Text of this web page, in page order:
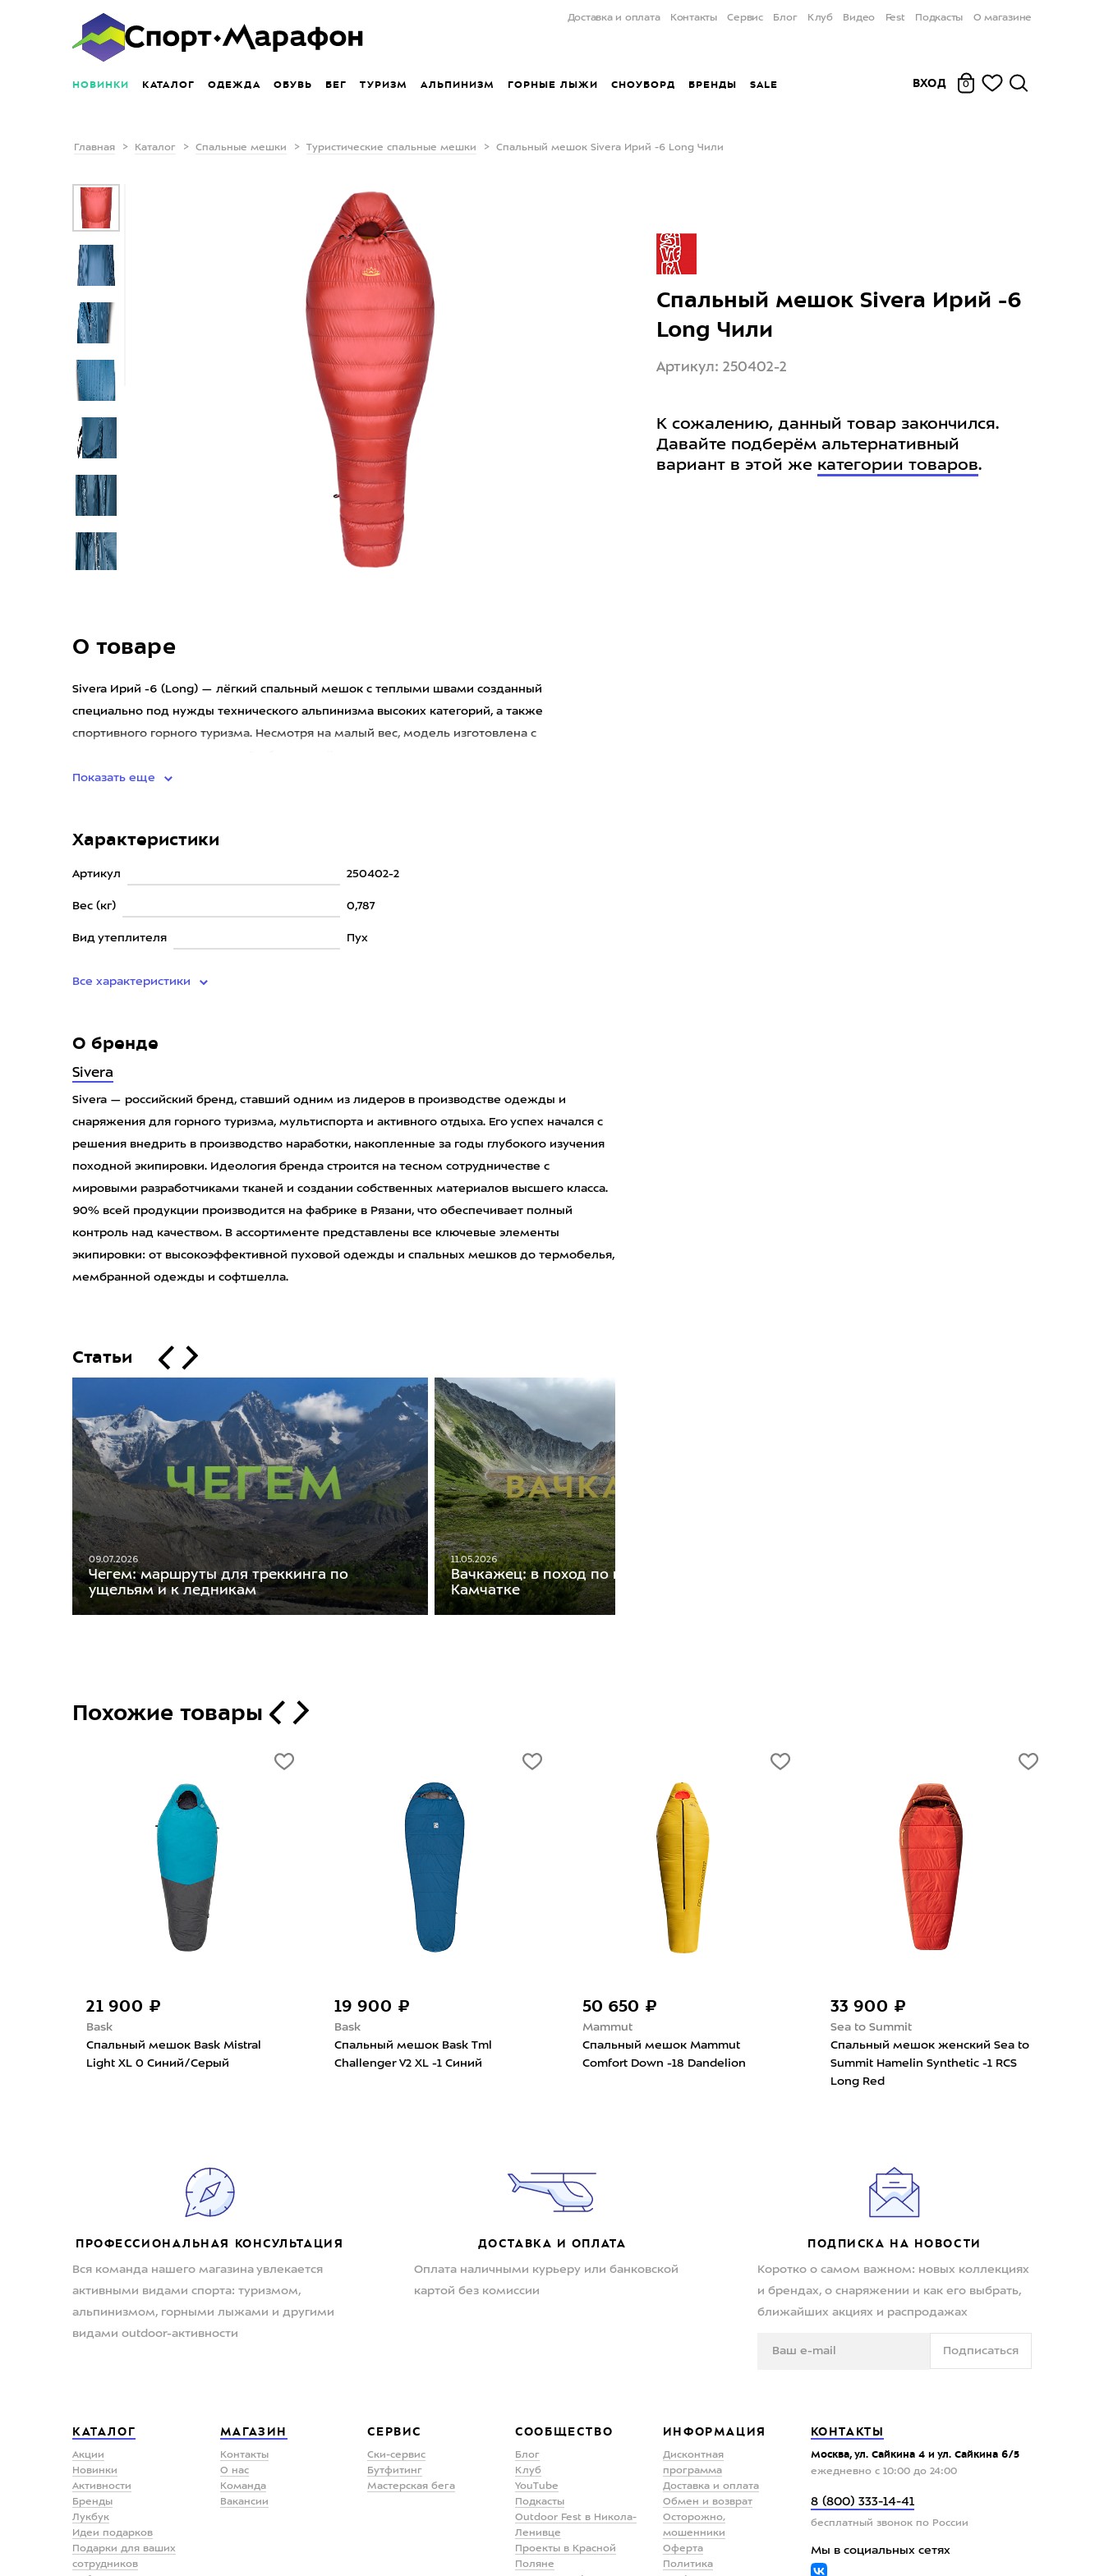
Доставка и оплата Контакты Сервис Блог Клуб Видео Fest Подкасты О магазине
НОВИНКИ КАТАЛОГ ОДЕЖДА ОБУВЬ БЕГ ТУРИЗМ АЛЬПИНИЗМ ГОРНЫЕ ЛЫЖИ СНОУБОРД БРЕНДЫ SALE ВХОД 0
Главная Каталог Спальные мешки Туристические спальные мешки Cпальный мешок Sivera Ирий -6 Long Чили
О товаре
Sivera Ирий -6 (Long) — лёгкий спальный мешок с теплыми швами созданный
специально под нужды технического альпинизма высоких категорий, а также
спортивного горного туризма. Несмотря на малый вес, модель изготовлена с
Показать еще
Характеристики
Артикул 250402-2
Вес (кг) 0,787
Вид утеплителя Пух
Все характеристики
О бренде
Sivera
Sivera — российский бренд, ставший одним из лидеров в производстве одежды и
снаряжения для горного туризма, мультиспорта и активного отдыха. Его успех начался с
решения внедрить в производство наработки, накопленные за годы глубокого изучения
походной экипировки. Идеология бренда строится на тесном сотрудничестве с
мировыми разработчиками тканей и создании собственных материалов высшего класса.
90% всей продукции производится на фабрике в Рязани, что обеспечивает полный
контроль над качеством. В ассортименте представлены все ключевые элементы
экипировки: от высокоэффективной пуховой одежды и спальных мешков до термобелья,
мембранной одежды и софтшелла.
Статьи
09.07.2026
Чегем: маршруты для треккинга по
ущельям и к ледникам
11.05.2026
Вачкажец: в поход по горному массиву на
Камчатке
Cпальный мешок Sivera Ирий -6
Long Чили
Артикул: 250402-2
К сожалению, данный товар закончился.
Давайте подберём альтернативный
вариант в этой же категории товаров.
Похожие товары
21 900 ₽
Bask
Спальный мешок Bask Mistral
Light XL 0 Синий/Серый
19 900 ₽
Bask
Спальный мешок Bask Tml
Challenger V2 XL -1 Синий
50 650 ₽
Mammut
Спальный мешок Mammut
Comfort Down -18 Dandelion
33 900 ₽
Sea to Summit
Спальный мешок женский Sea to
Summit Hamelin Synthetic -1 RCS
Long Red
ПРОФЕССИОНАЛЬНАЯ КОНСУЛЬТАЦИЯ
Вся команда нашего магазина увлекается
активными видами спорта: туризмом,
альпинизмом, горными лыжами и другими
видами outdoor-активности
ДОСТАВКА И ОПЛАТА
Оплата наличными курьеру или банковской
картой без комиссии
ПОДПИСКА НА НОВОСТИ
Коротко о самом важном: новых коллекциях
и брендах, о снаряжении и как его выбрать,
ближайших акциях и распродажах
Подписаться
КАТАЛОГ
Акции
Новинки
Активности
Бренды
Лукбук
Идеи подарков
Подарки для ваших
сотрудников
МАГАЗИН
Контакты
О нас
Команда
Вакансии
СЕРВИС
Ски-сервис
Бутфитинг
Мастерская бега
СООБЩЕСТВО
Блог
Клуб
YouTube
Подкасты
Outdoor Fest в Никола-
Ленивце
Проекты в Красной
Поляне
ИНФОРМАЦИЯ
Дисконтная
программа
Доставка и оплата
Обмен и возврат
Осторожно,
мошенники
Оферта
Политика
КОНТАКТЫ
Москва, ул. Сайкина 4 и ул. Сайкина 6/5
ежедневно с 10:00 до 24:00
8 (800) 333-14-41
бесплатный звонок по России
Мы в социальных сетях